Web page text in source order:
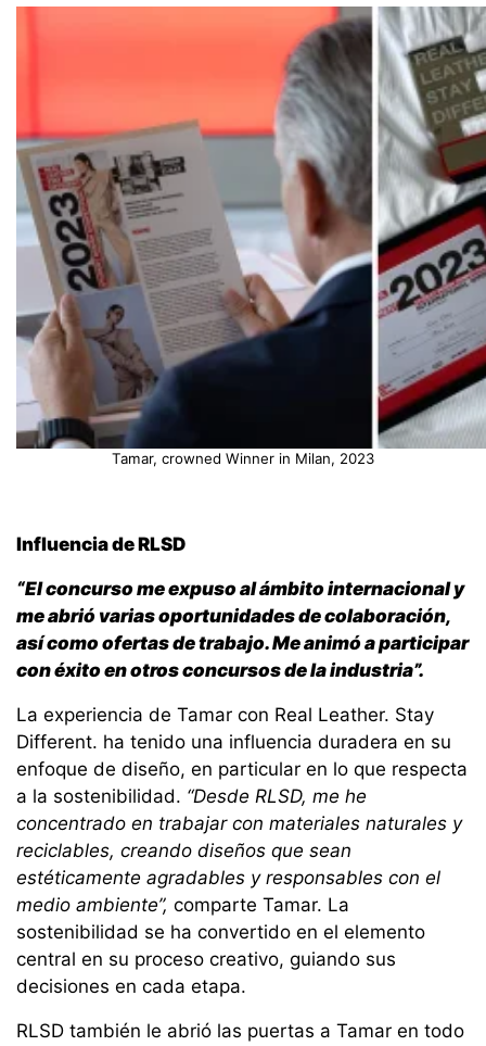
Tamar, crowned Winner in Milan, 2023
Influencia de RLSD
“El concurso me expuso al ámbito internacional y
me abrió varias oportunidades de colaboración,
así como ofertas de trabajo. Me animó a participar
con éxito en otros concursos de la industria”.
La experiencia de Tamar con Real Leather. Stay
Different. ha tenido una influencia duradera en su
enfoque de diseño, en particular en lo que respecta
a la sostenibilidad. “Desde RLSD, me he
concentrado en trabajar con materiales naturales y
reciclables, creando diseños que sean
estéticamente agradables y responsables con el
medio ambiente”, comparte Tamar. La
sostenibilidad se ha convertido en el elemento
central en su proceso creativo, guiando sus
decisiones en cada etapa.
RLSD también le abrió las puertas a Tamar en todo